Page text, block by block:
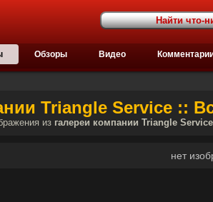
Обзоры Видео
Triangle Service ::
из галереи компании Triangle Service
нет